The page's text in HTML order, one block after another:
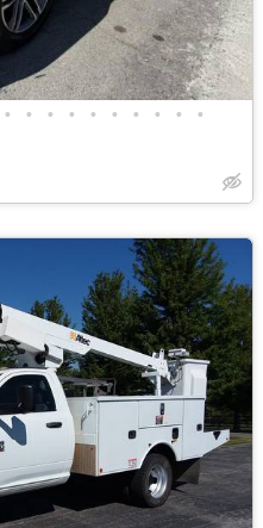
• • • • • • • • • •